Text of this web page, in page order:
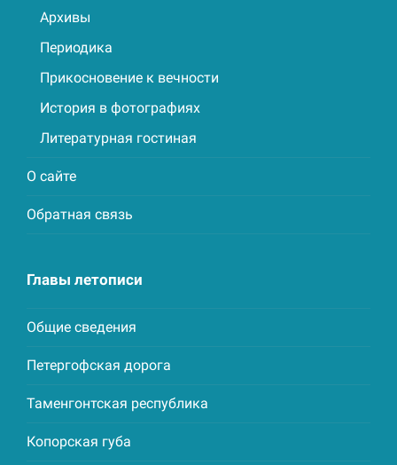
Архивы
Периодика
Прикосновение к вечности
История в фотографиях
Литературная гостиная
О сайте
Обратная связь
Главы летописи
Общие сведения
Петергофская дорога
Таменгонтская республика
Копорская губа